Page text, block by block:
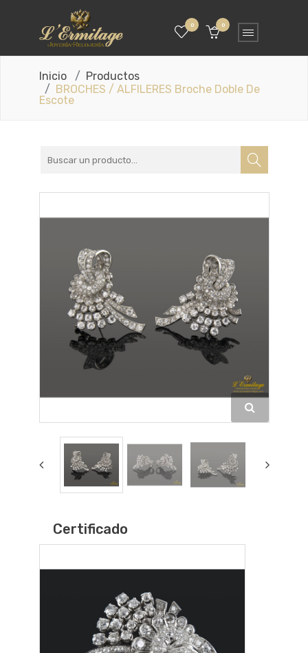
0 0
Inicio
Productos
BROCHES / ALFILERES Broche Doble De
Escote
Certificado